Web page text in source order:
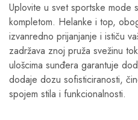
Uplovite u svet sportske mode
kompletom. Helanke i top,
izvanredno prijanjanje i ističu
zadržava znoj pruža svežinu
ulošcima sunđera garantuje
dodaje dozu sofisticiranosti,
spojem stila i funkcionalnosti.